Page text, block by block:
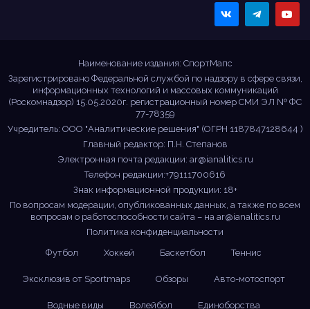
Наименование издания: СпортМапс
Зарегистрировано Федеральной службой по надзору в сфере связи,
информационных технологий и массовых коммуникаций
(Роскомнадзор) 15.05.2020г. регистрационный номер СМИ ЭЛ № ФС
77-78359
Учредитель: ООО "Аналитические решения" (ОГРН 1187847128644 )
Главный редактор: П.Н. Степанов
Электронная почта редакции: ar@ianalitics.ru
Телефон редакции:+79111700616
Знак информационной продукции: 18+
По вопросам модерации, опубликованных данных, а также по всем
вопросам о работоспособности сайта – на ar@ianalitics.ru
Политика конфиденциальности
Футбол
Хоккей Баскетбол Теннис
Эксклюзив от Sportmaps Обзоры Авто-мотоспорт
Водные виды Волейбол Единоборства